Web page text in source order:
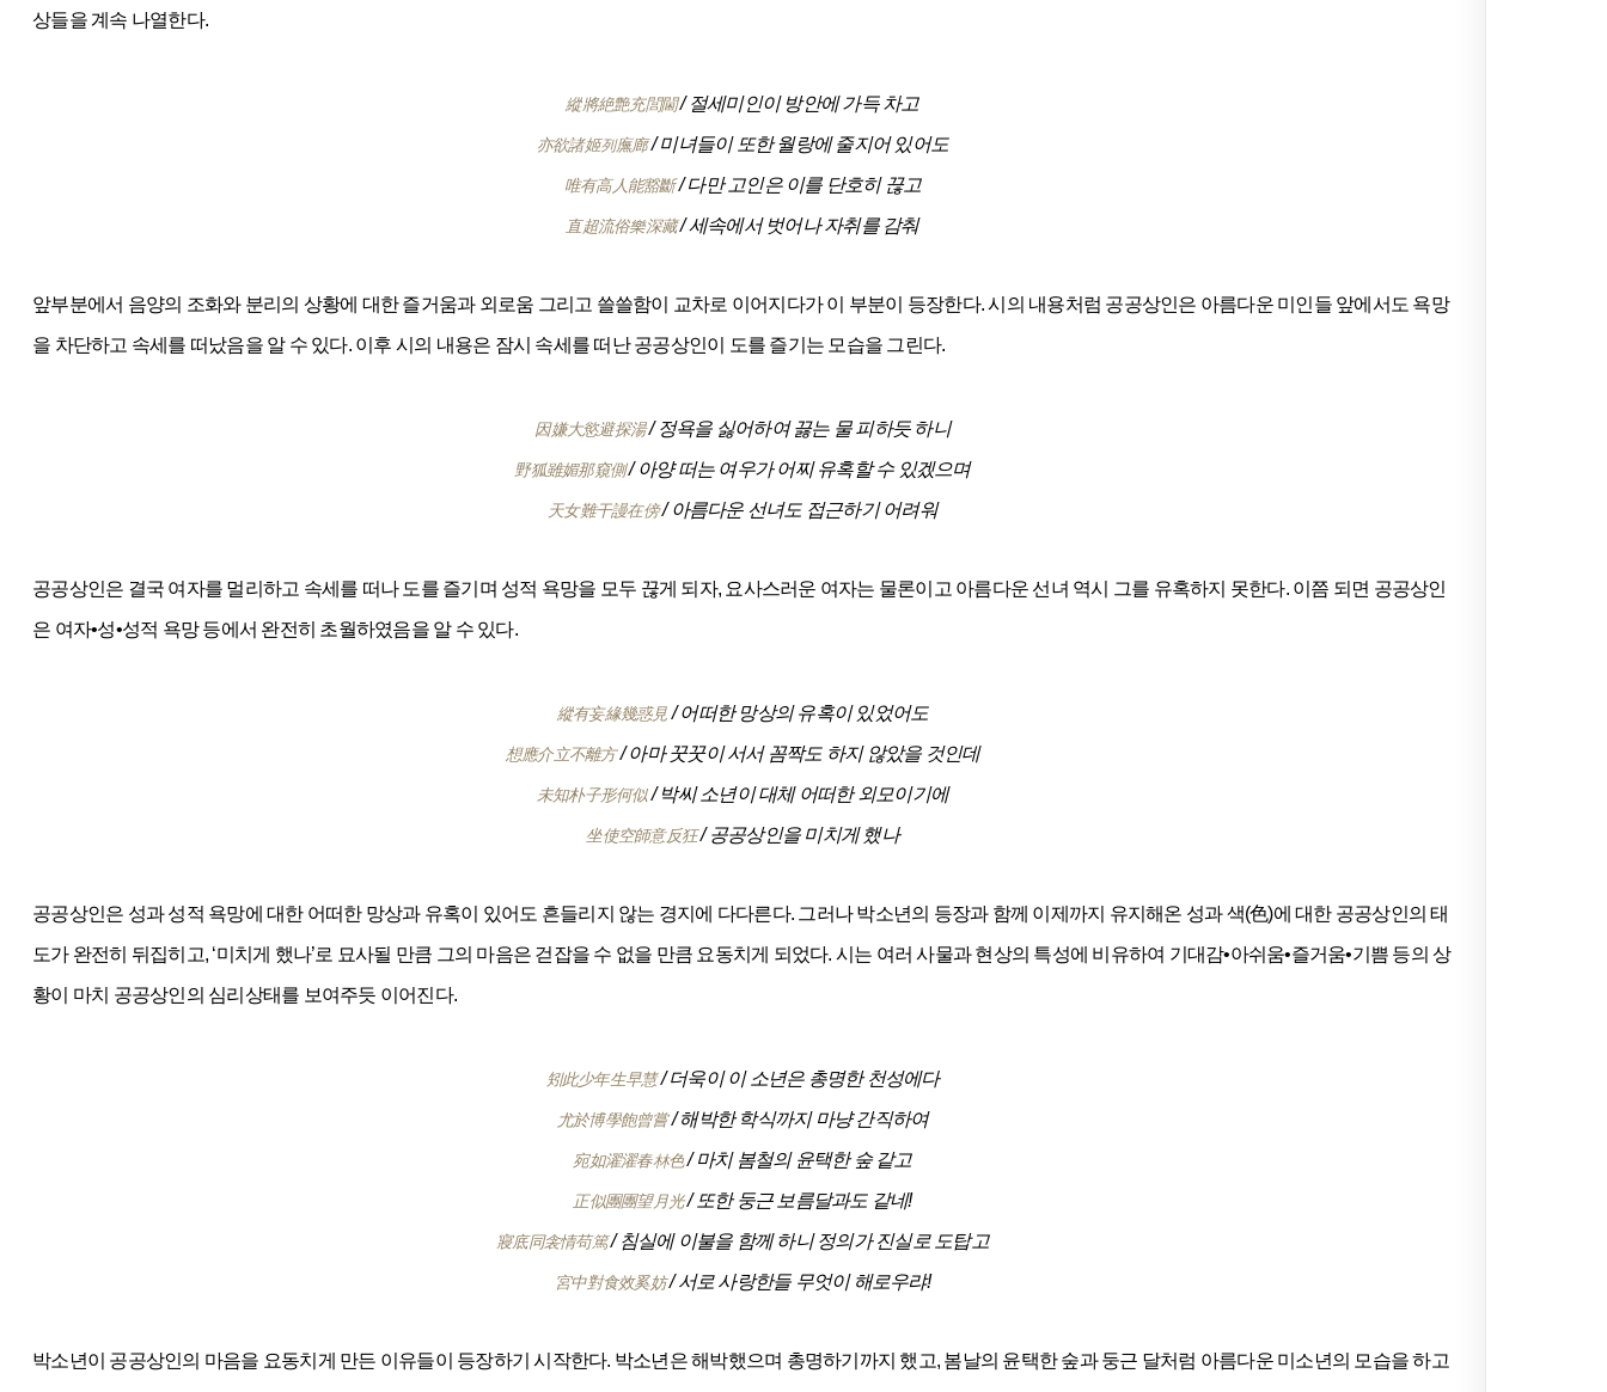
상들을 계속 나열한다.
縱將絶艶充閭閫/ 절세미인이 방안에 가득 차고
亦欲諸姬列廡廊/ 미녀들이 또한 월랑에 줄지어 있어도
唯有高人能豁斷/ 다만 고인은 이를 단호히 끊고
直超流俗樂深藏/ 세속에서 벗어나 자취를 감춰
앞부분에서 음양의 조화와 분리의 상황에 대한 즐거움과 외로움 그리고 쓸쓸함이 교차로 이어지다가 이 부분이 등장한다. 시의 내용처럼 공공상인은 아름다운 미인들 앞에서도 욕망
을 차단하고 속세를 떠났음을 알 수 있다. 이후 시의 내용은 잠시 속세를 떠난 공공상인이 도를 즐기는 모습을 그린다.
因嫌大慾避探湯/ 정욕을 싫어하여 끓는 물 피하듯 하니
野狐雖媚那窺側/ 아양 떠는 여우가 어찌 유혹할 수 있겠으며
天女難干謾在傍/ 아름다운 선녀도 접근하기 어려워
공공상인은 결국 여자를 멀리하고 속세를 떠나 도를 즐기며 성적 욕망을 모두 끊게 되자, 요사스러운 여자는 물론이고 아름다운 선녀 역시 그를 유혹하지 못한다. 이쯤 되면 공공상인
은 여자•성•성적 욕망 등에서 완전히 초월하였음을 알 수 있다.
縱有妄緣幾惑見 / 어떠한 망상의 유혹이 있었어도
想應介立不離方/ 아마 꿋꿋이 서서 꼼짝도 하지 않았을 것인데
未知朴子形何似/ 박씨 소년이 대체 어떠한 외모이기에
坐使空師意反狂/ 공공상인을 미치게 했나
공공상인은 성과 성적 욕망에 대한 어떠한 망상과 유혹이 있어도 흔들리지 않는 경지에 다다른다. 그러나 박소년의 등장과 함께 이제까지 유지해온 성과 색(色)에 대한 공공상인의 태
도가 완전히 뒤집히고, ‘미치게 했나’로 묘사될 만큼 그의 마음은 걷잡을 수 없을 만큼 요동치게 되었다. 시는 여러 사물과 현상의 특성에 비유하여 기대감•아쉬움•즐거움•기쁨 등의 상
황이 마치 공공상인의 심리상태를 보여주듯 이어진다.
矧此少年生早慧/ 더욱이 이 소년은 총명한 천성에다
尤於博學飽曾嘗/ 해박한 학식까지 마냥 간직하여
宛如濯濯春林色/ 마치 봄철의 윤택한 숲 같고
正似團團望月光/ 또한 둥근 보름달과도 같네!
寢底同衾情苟篤/ 침실에 이불을 함께 하니 정의가 진실로 도탑고
宮中對食效奚妨/ 서로 사랑한들 무엇이 해로우랴!
박소년이 공공상인의 마음을 요동치게 만든 이유들이 등장하기 시작한다. 박소년은 해박했으며 총명하기까지 했고, 봄날의 윤택한 숲과 둥근 달처럼 아름다운 미소년의 모습을 하고